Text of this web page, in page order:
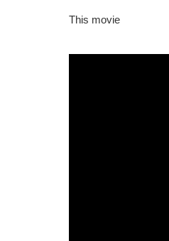
This movie